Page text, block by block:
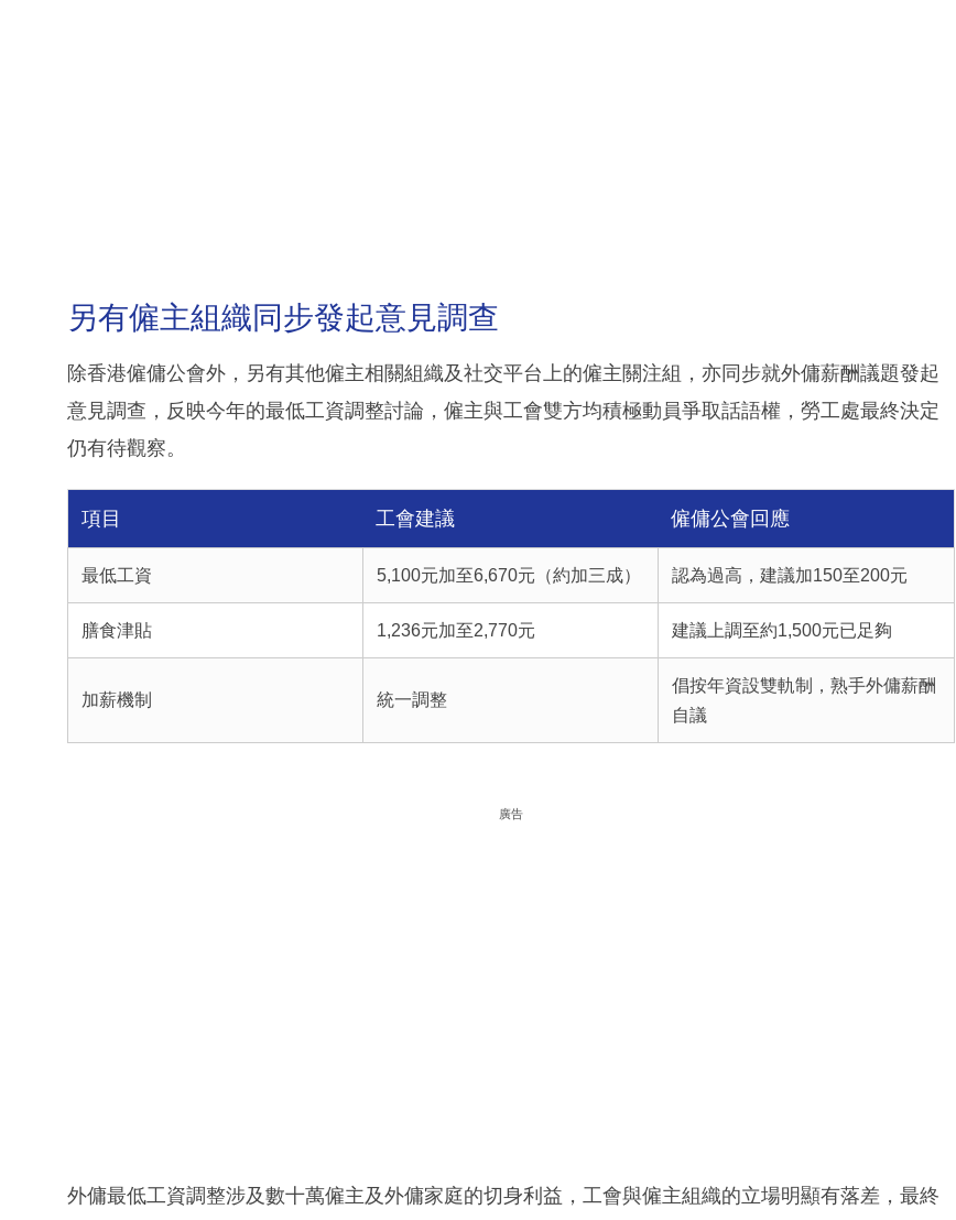
另有僱主組織同步發起意見調查
除香港僱傭公會外，另有其他僱主相關組織及社交平台上的僱主關注組，亦同步就外傭薪酬議題發起
意見調查，反映今年的最低工資調整討論，僱主與工會雙方均積極動員爭取話語權，勞工處最終決定
仍有待觀察。
項目 工會建議 僱傭公會回應
最低工資 5,100元加至6,670元（約加三成） 認為過高，建議加150至200元
膳食津貼 1,236元加至2,770元 建議上調至約1,500元已足夠
加薪機制 統一調整
倡按年資設雙軌制，熟手外傭薪酬
自議
廣告
外傭最低工資調整涉及數十萬僱主及外傭家庭的切身利益，工會與僱主組織的立場明顯有落差，最終